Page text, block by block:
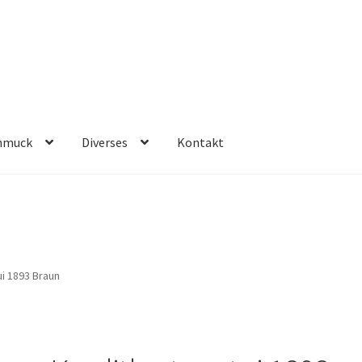
Diverses Kontakt
Braun